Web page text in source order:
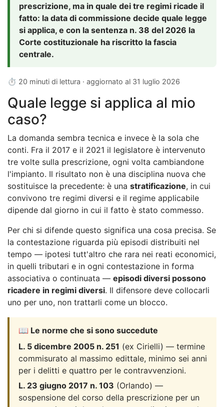
prescrizione, ma in quale dei tre regimi ricade il
fatto: la data di commissione decide quale legge
si applica, e con la sentenza n. 38 del 2026 la
Corte costituzionale ha riscritto la fascia
centrale.
⏱ 20 minuti di lettura · aggiornato al 31 luglio 2026
Quale legge si applica al mio
caso?
La domanda sembra tecnica e invece è la sola che
conti. Fra il 2017 e il 2021 il legislatore è intervenuto
tre volte sulla prescrizione, ogni volta cambiandone
l'impianto. Il risultato non è una disciplina nuova che
sostituisce la precedente: è una stratificazione, in cui
convivono tre regimi diversi e il regime applicabile
dipende dal giorno in cui il fatto è stato commesso.
Per chi si difende questo significa una cosa precisa. Se
la contestazione riguarda più episodi distribuiti nel
tempo — ipotesi tutt'altro che rara nei reati economici,
in quelli tributari e in ogni contestazione in forma
associativa o continuata — episodi diversi possono
ricadere in regimi diversi. Il difensore deve collocarli
uno per uno, non trattarli come un blocco.
📖 Le norme che si sono succedute
L. 5 dicembre 2005 n. 251 (ex Cirielli) — termine
commisurato al massimo edittale, minimo sei anni
per i delitti e quattro per le contravvenzioni.
L. 23 giugno 2017 n. 103 (Orlando) —
sospensione del corso della prescrizione per un